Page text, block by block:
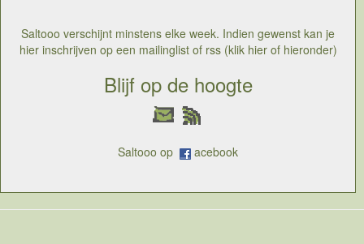
Saltooo verschijnt minstens elke week. Indien gewenst kan je
hier inschrijven op een mailinglist of rss (klik hier of hieronder)
Blijf op de hoogte
Saltooo op acebook